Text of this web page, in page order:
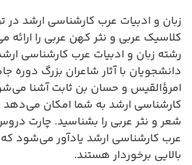
زبان و ادبیات عرب کارشناسی ارشد
کلاسیک عربی و نثر کهن عربی را
رشته زبان و ادبیات عرب کارشناسی
دانشجویان با آثار شاعران بزرگ دوره
امرؤالقیس و حسان بن ثابت آشنا
کارشناسی ارشد به شما امکان
شعر و نثر عربی را بشناسید. چارت
عرب کارشناسی ارشد یادآور می‌شود
بالایی برخوردار هستند.